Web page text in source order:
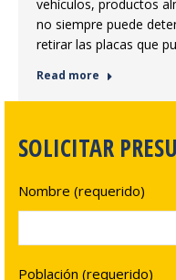
vehículos, productos
no siempre puede
retirar las placas que
Read more
SOLICITAR
Nombre (requerido)
Población (requerido)